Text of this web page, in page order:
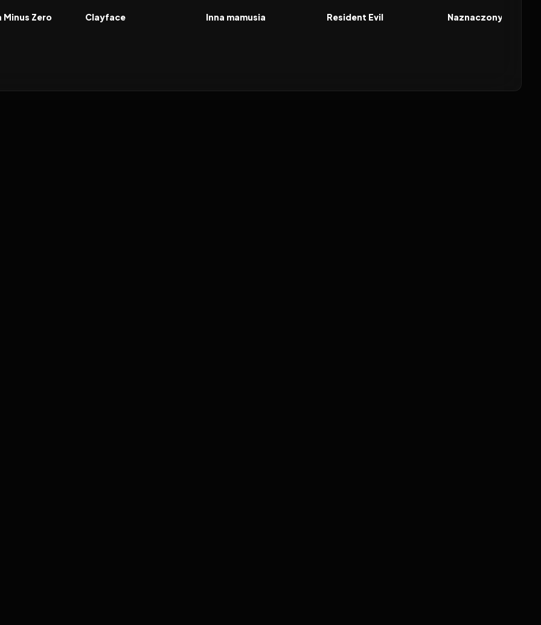
Minus Zero FILM
Clayface FILM
Inna mamusia FILM
Resident Evil FILM